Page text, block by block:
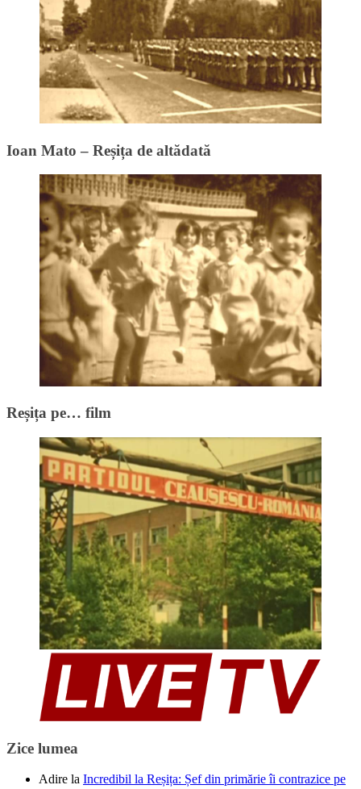
Ioan Mato – Reșița de altădată
Reșița pe… film
Zice lumea
Adire la Incredibil la Reșița: Șef din primărie îi contrazice pe